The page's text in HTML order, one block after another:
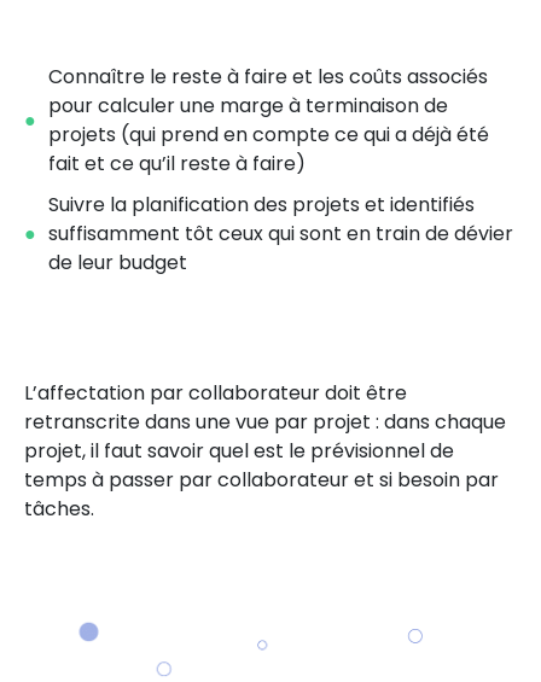
Connaître le reste à faire et les coûts associés
pour calculer une marge à terminaison de
projets (qui prend en compte ce qui a déjà été
fait et ce qu’il reste à faire)
Suivre la planification des projets et identifiés
suffisamment tôt ceux qui sont en train de dévier
de leur budget
L’affectation par collaborateur doit être
retranscrite dans une vue par projet : dans chaque
projet, il faut savoir quel est le prévisionnel de
temps à passer par collaborateur et si besoin par
tâches.